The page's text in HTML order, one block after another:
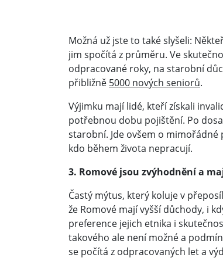
Možná už jste to také slyšeli:
jim spočítá z průměru. Ve
odpracované roky, na starobní
přibližně 5000 nových seniorů.
Výjimku mají lidé, kteří získali
potřebnou dobu pojištění. Po
starobní. Jde ovšem o
kdo během života nepracují.
3. Romové jsou zvýhodnění a
Častý mýtus, který koluje v
že Romové mají vyšší důchody, i
preference jejich etnika i
takového ale není možné a
se počítá z odpracovaných let a